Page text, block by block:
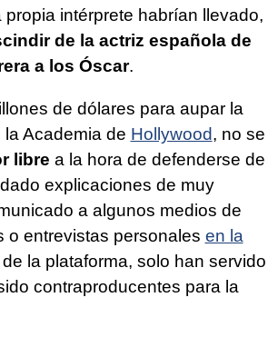
intérprete habrían llevado,
de la actriz española de
a los Óscar.
de dólares para aupar la
Academia de Hollywood, no se
libre a la hora de defenderse de
explicaciones de muy
a algunos medios de
o entrevistas personales en la
la plataforma, solo han servido
contraproducentes para la